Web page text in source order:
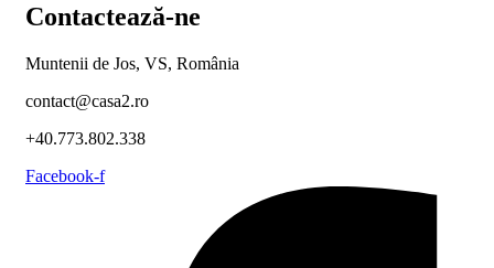
Contactează-ne
Muntenii de Jos, VS, România
contact@casa2.ro
+40.773.802.338
Facebook-f